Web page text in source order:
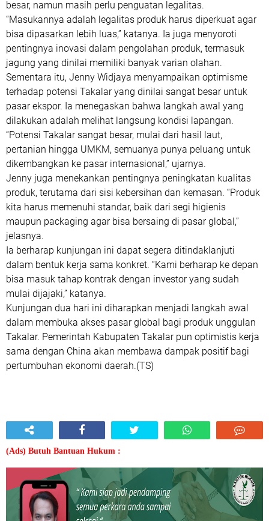
besar, namun masih perlu penguatan legalitas.
“Masukannya adalah legalitas produk harus diperkuat agar
bisa dipasarkan lebih luas,” katanya. Ia juga menyoroti
pentingnya inovasi dalam pengolahan produk, termasuk
jagung yang dinilai memiliki banyak varian olahan.
Sementara itu, Jenny Widjaya menyampaikan optimisme
terhadap potensi Takalar yang dinilai sangat besar untuk
pasar ekspor. Ia menegaskan bahwa langkah awal yang
dilakukan adalah melihat langsung kondisi lapangan.
“Potensi Takalar sangat besar, mulai dari hasil laut,
pertanian hingga UMKM, semuanya punya peluang untuk
dikembangkan ke pasar internasional,” ujarnya.
Jenny juga menekankan pentingnya peningkatan kualitas
produk, terutama dari sisi kebersihan dan kemasan. “Produk
kita harus memenuhi standar, baik dari segi higienis
maupun packaging agar bisa bersaing di pasar global,”
jelasnya.
Ia berharap kunjungan ini dapat segera ditindaklanjuti
dalam bentuk kerja sama konkret. “Kami berharap ke depan
bisa masuk tahap kontrak dengan investor yang sudah
mulai dijajaki,” katanya.
Kunjungan dua hari ini diharapkan menjadi langkah awal
dalam membuka akses pasar global bagi produk unggulan
Takalar. Pemerintah Kabupaten Takalar pun optimistis kerja
sama dengan China akan membawa dampak positif bagi
pertumbuhan ekonomi daerah.(TS)
(Ads) Butuh Bantuan Hukum :